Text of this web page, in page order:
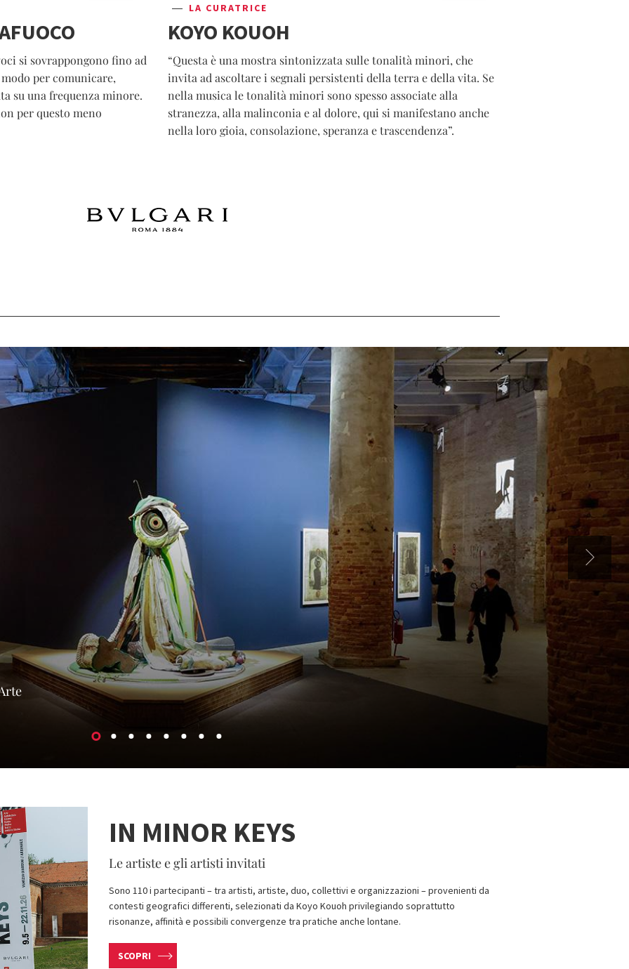
si sovrappongono fino ad
per comunicare,
su una frequenza minore.
per questo meno
LA CURATRICE
KOYO KOUOH
“Questa è una mostra sintonizzata sulle tonalità minori, che
invita ad ascoltare i segnali persistenti della terra e della vita. Se
nella musica le tonalità minori sono spesso associate alla
stranezza, alla malinconia e al dolore, qui si manifestano anche
nella loro gioia, consolazione, speranza e trascendenza”.
IN MINOR KEYS
Le artiste e gli artisti invitati
Sono 110 i partecipanti – tra artisti, artiste, duo, collettivi e organizzazioni – provenienti da
contesti geografici differenti, selezionati da Koyo Kouoh privilegiando soprattutto
risonanze, affinità e possibili convergenze tra pratiche anche lontane.
SCOPRI